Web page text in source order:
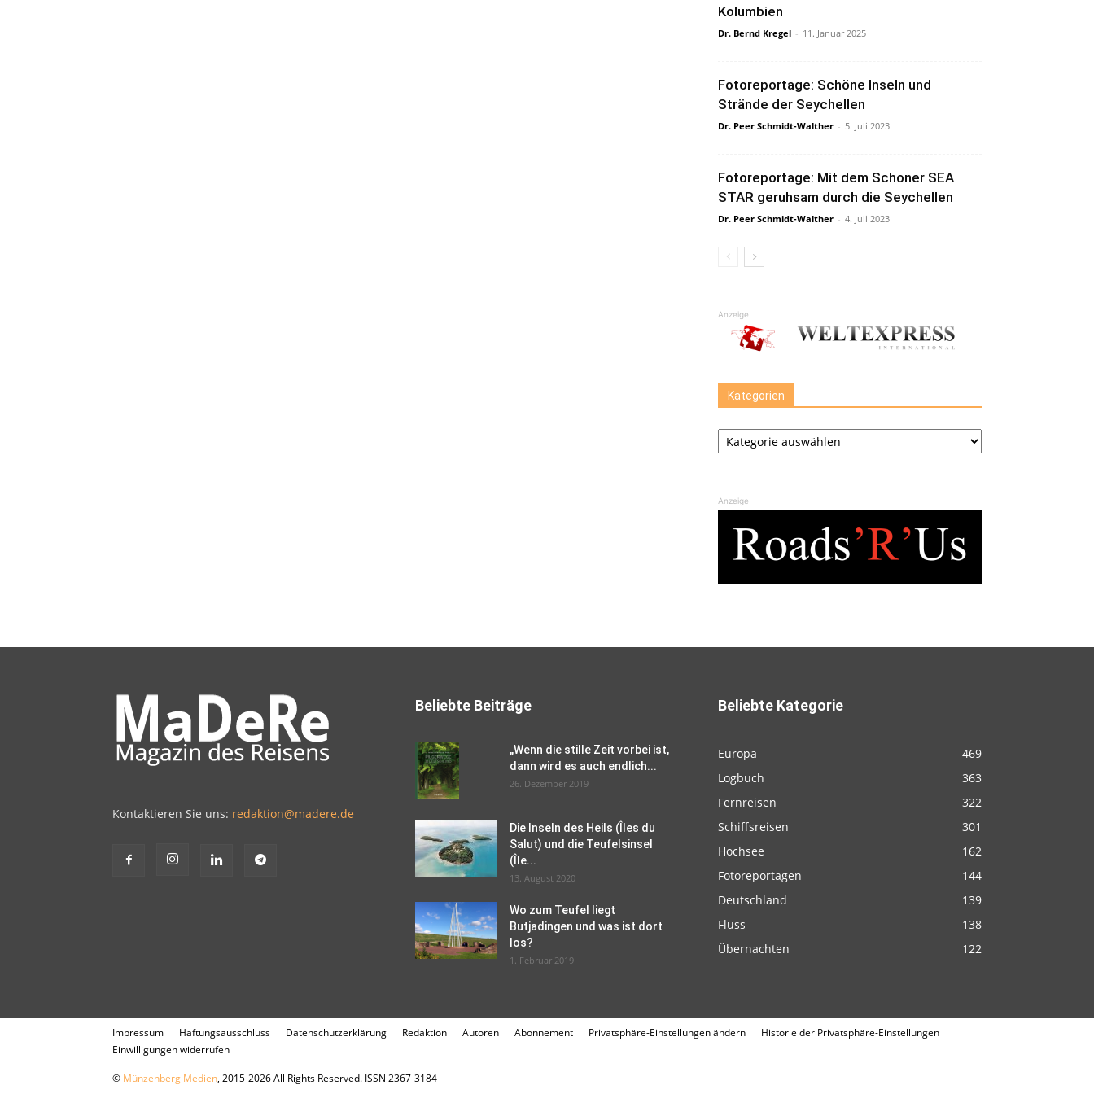
Kolumbien
Dr. Bernd Kregel - 11. Januar 2025
Fotoreportage: Schöne Inseln und
Strände der Seychellen
Dr. Peer Schmidt-Walther - 5. Juli 2023
Fotoreportage: Mit dem Schoner SEA
STAR geruhsam durch die Seychellen
Dr. Peer Schmidt-Walther - 4. Juli 2023
Anzeige
Kategorien
Kategorien
Anzeige
Kontaktieren Sie uns: redaktion@madere.de
Beliebte Beiträge
„Wenn die stille Zeit vorbei ist,
dann wird es auch endlich...
26. Dezember 2019
Die Inseln des Heils (Îles du
Salut) und die Teufelsinsel
(Île...
13. August 2020
Wo zum Teufel liegt
Butjadingen und was ist dort
los?
1. Februar 2019
Beliebte Kategorie
Europa
469
Logbuch
363
Fernreisen
322
Schiffsreisen
301
Hochsee
162
Fotoreportagen
144
Deutschland
139
Fluss
138
Übernachten
122
Impressum Haftungsausschluss Datenschutzerklärung Redaktion Autoren Abonnement Privatsphäre-Einstellungen ändern
Historie der Privatsphäre-Einstellungen
Einwilligungen widerrufen
© Münzenberg Medien, 2015-2026 All Rights Reserved. ISSN 2367-3184